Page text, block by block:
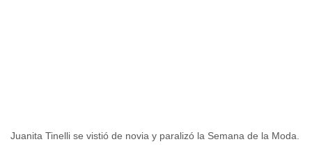
Juanita Tinelli se vistió de novia y paralizó la Semana de la Moda.